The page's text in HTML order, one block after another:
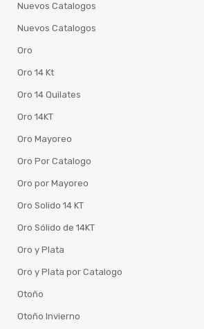
Nuevos Catalogos
Nuevos Catalogos
Oro
Oro 14 Kt
Oro 14 Quilates
Oro 14KT
Oro Mayoreo
Oro Por Catalogo
Oro por Mayoreo
Oro Solido 14 KT
Oro Sólido de 14KT
Oro y Plata
Oro y Plata por Catalogo
Otoño
Otoño Invierno